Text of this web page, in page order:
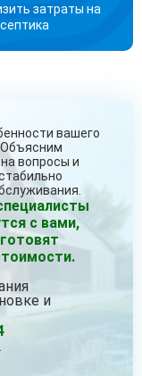
затраты на
вашего
Объясним
вопросы и
с вами,
и